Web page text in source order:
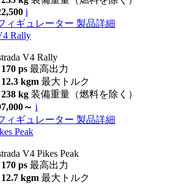
i
ィギュレーター 製品詳細
Rally
V4 Rally
170 ps 最高出力
12.3 kgm 最大トルク
238 kg 装備重量（燃料を除く）
～ i
ィギュレーター 製品詳細
Peak
V4 Pikes Peak
170 ps 最高出力
12.7 kgm 最大トルク